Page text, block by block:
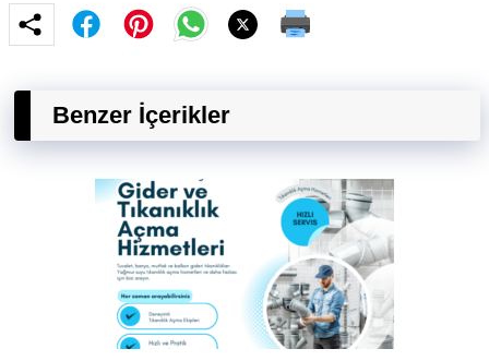
Benzer İçerikler